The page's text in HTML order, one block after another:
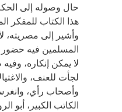
حال وصوله إلى
هذا الكتاب للمفكر
وأشير إلى مصريته،
المسلمين فيه
لا يمكن إنكاره،
لجأت للعنف،
وأصحاب رأي،
الكاتب الكبير، أبو